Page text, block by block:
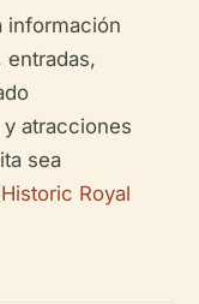
información
entradas,
atracciones
sea
Historic Royal